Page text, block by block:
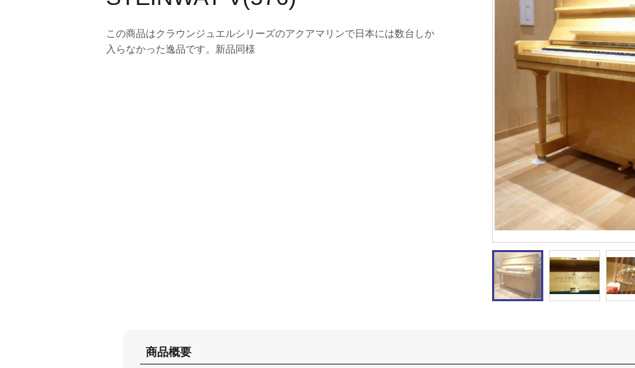
この商品はクラウンジュエルシリーズのアクアマリンで日本には数台しか
入らなかった逸品です。新品同様
商品概要